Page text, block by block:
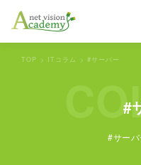
TOP ITコラム #サーバー
#
#サー